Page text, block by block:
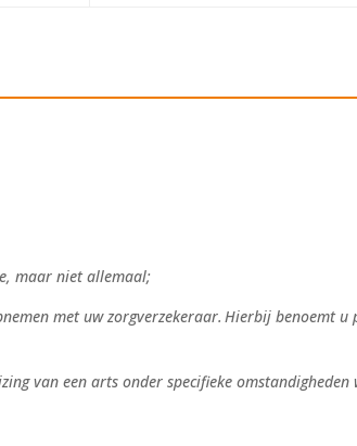
maar niet allemaal;
met uw zorgverzekeraar. Hierbij benoemt
van een arts onder specifieke